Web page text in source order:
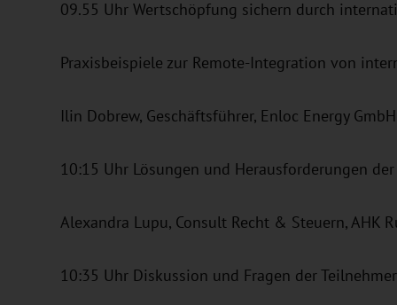
09.55 Uhr Wertschöpfung sichern durch
Praxisbeispiele zur Remote-Integration von
Ilin Dobrew, Geschäftsführer, Enloc Energy GmbH
10:15 Uhr Lösungen und Herausforderungen
Alexandra Lupu, Consult Recht & Steuern, AHK
10:35 Uhr Diskussion und Fragen der Teilnehmer